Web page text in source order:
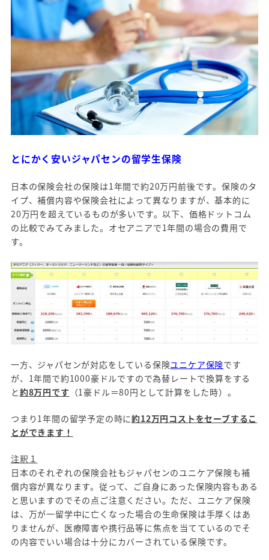
とにかく安いジャパセンの留学生保険
日本の保険会社の保険は1年間で約20万円前後です。保険のタ
イプ、補償内容や保険会社によって異なりますが、基本的に
20万円を超えているものが多いです。以下、価格ドットコム
の比較でみてみました。オセアニアで1年間の場合の費用で
す。
一方、ジャパセンが対応をしている保険ユニケア保険です
が、1年間で約1000豪ドルですので為替レートで換算をする
と約8万円です （1豪ドル＝80円として計算をした時）。
つまり1年間の留学予定の時に約12万円コストをセーブするこ
とができます！
注釈１
日本のそれぞれの保険会社もジャパセンのユニケア保険も補
償内容が異なります。従って、ご自身にあった保険内容もある
と思いますのでその点ご注意ください。ただ、ユニケア保険
は、万が一留学中に亡くなった場合の生命保険は手厚くはあ
りませんが、医療障害や携行品等に焦点を当てているのでそ
の内容でいい場合は十分にカバーされている保険です。